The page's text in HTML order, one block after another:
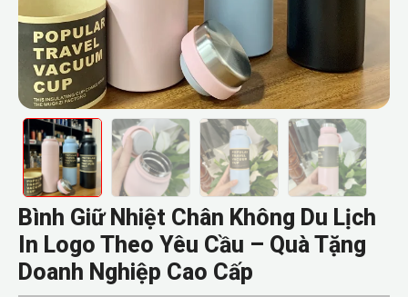
Bình Giữ Nhiệt Chân Không Du Lịch
In Logo Theo Yêu Cầu – Quà Tặng
Doanh Nghiệp Cao Cấp